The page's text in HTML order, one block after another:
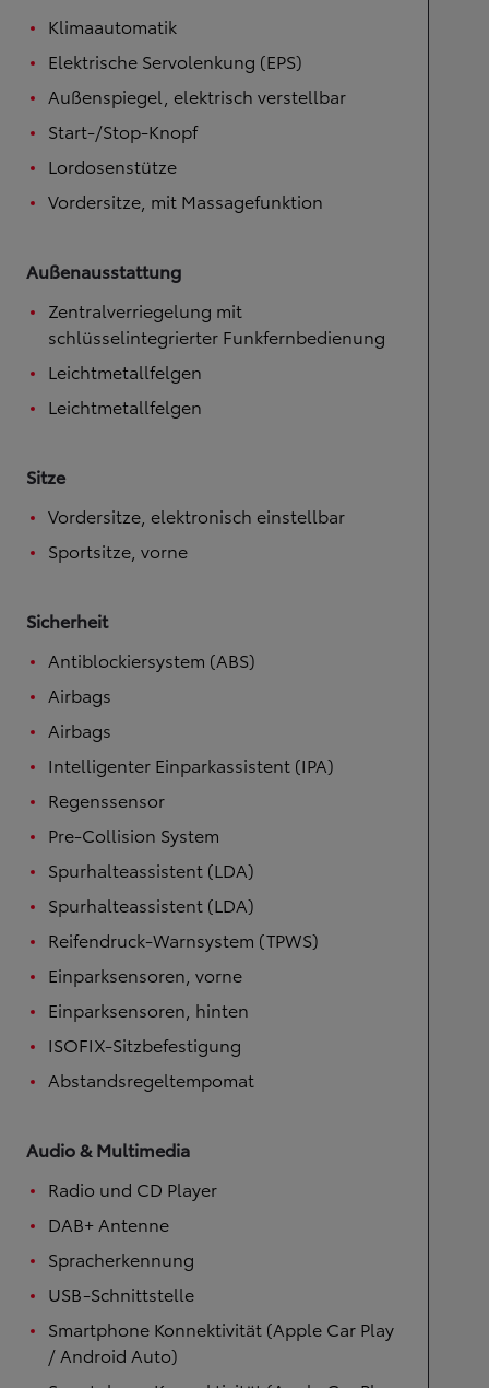
Klimaautomatik
Elektrische Servolenkung (EPS)
Außenspiegel, elektrisch verstellbar
Start-/Stop-Knopf
Lordosenstütze
Vordersitze, mit Massagefunktion
Außenausstattung
Zentralverriegelung mit
schlüsselintegrierter Funkfernbedienung
Leichtmetallfelgen
Leichtmetallfelgen
Sitze
Vordersitze, elektronisch einstellbar
Sportsitze, vorne
Sicherheit
Antiblockiersystem (ABS)
Airbags
Airbags
Intelligenter Einparkassistent (IPA)
Regenssensor
Pre-Collision System
Spurhalteassistent (LDA)
Spurhalteassistent (LDA)
Reifendruck-Warnsystem (TPWS)
Einparksensoren, vorne
Einparksensoren, hinten
ISOFIX-Sitzbefestigung
Abstandsregeltempomat
Audio & Multimedia
Radio und CD Player
DAB+ Antenne
Spracherkennung
USB-Schnittstelle
Smartphone Konnektivität (Apple Car Play
/ Android Auto)